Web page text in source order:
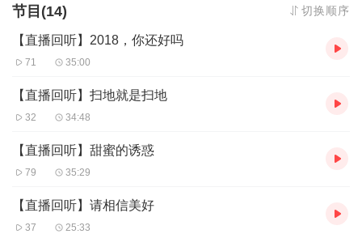
节目(14) 切换顺序
【直播回听】2018，你还好吗
71 35:00
【直播回听】扫地就是扫地
32 34:48
【直播回听】甜蜜的诱惑
79 35:29
【直播回听】请相信美好
37 25:33